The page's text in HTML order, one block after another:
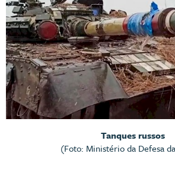
Tanques russos
(Foto: Ministério da Defesa